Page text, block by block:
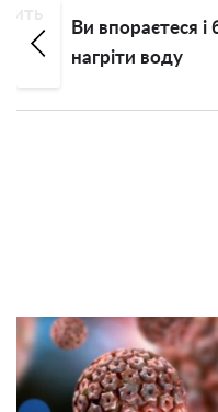
Ви впораєтеся і
нагріти воду